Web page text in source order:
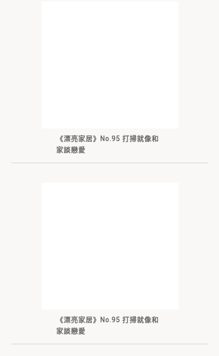
《漂亮家居》No.95 打掃就像和
家談戀愛
《漂亮家居》No.95 打掃就像和
家談戀愛